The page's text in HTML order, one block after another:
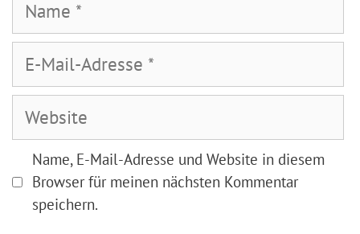
Mail-
Adresse
Name, E-Mail-Adresse und Website in diesem
Browser für meinen nächsten Kommentar
speichern.